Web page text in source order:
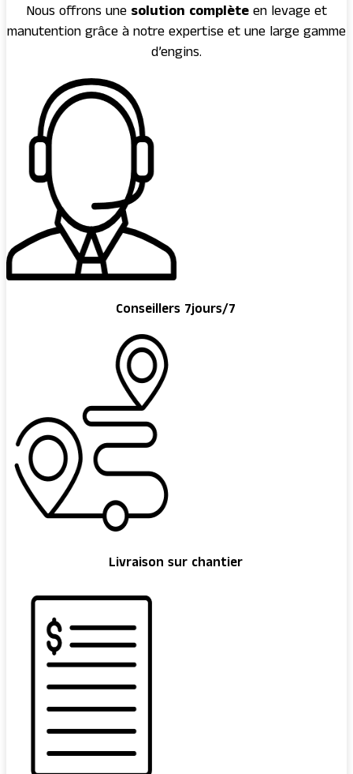
Nous offrons une solution complèteen levage et
manutention grâce à notre expertise et une large gamme
d’engins.
Conseillers 7jours/7
Livraison sur chantier